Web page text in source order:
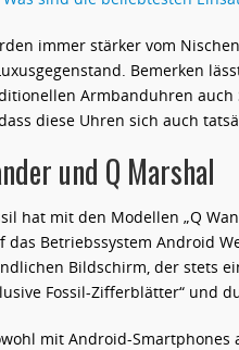
immer stärker vom
Bemerken
Armbanduhren
diese Uhren sich auch
und Q Marshal
hat mit den Modellen „Q
das Betriebssystem Android
Bildschirm, der stets
Fossil-Zifferblätter“ und
mit Android-